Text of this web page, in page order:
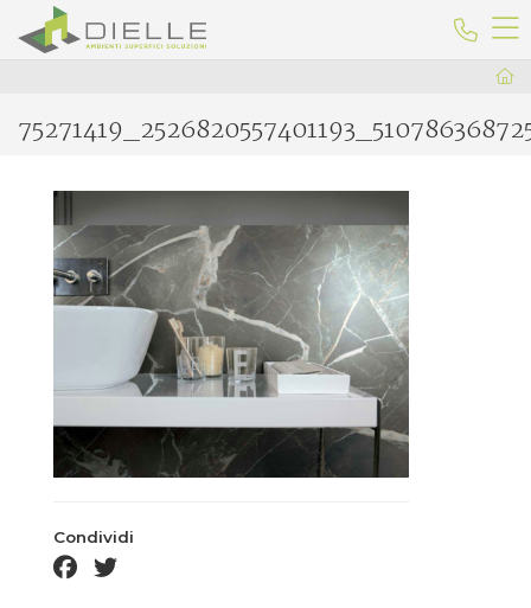
Dielle Ceramiche
Condividi
facebook share
twitter share